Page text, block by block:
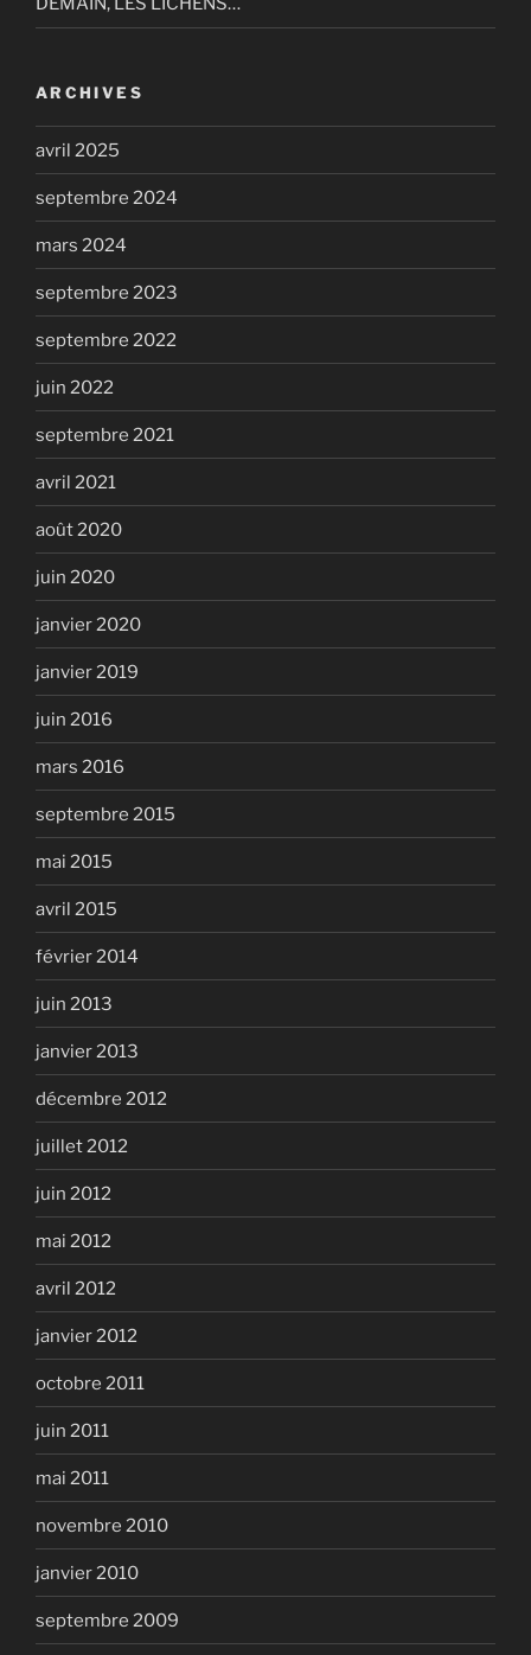
ARCHIVES
avril 2025
septembre 2024
mars 2024
septembre 2023
septembre 2022
juin 2022
septembre 2021
avril 2021
août 2020
juin 2020
janvier 2020
janvier 2019
juin 2016
mars 2016
septembre 2015
mai 2015
avril 2015
février 2014
juin 2013
janvier 2013
décembre 2012
juillet 2012
juin 2012
mai 2012
avril 2012
janvier 2012
octobre 2011
juin 2011
mai 2011
novembre 2010
janvier 2010
septembre 2009